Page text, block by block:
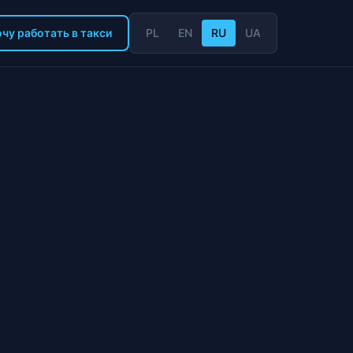
работать в такси PL EN RU UA